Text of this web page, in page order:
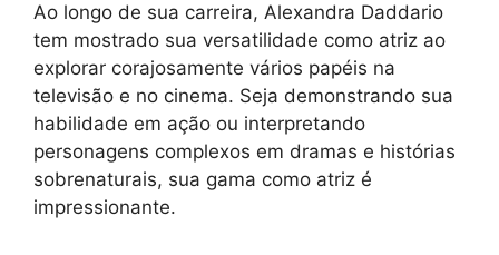
Ao longo de sua carreira, Alexandra Daddario
tem mostrado sua versatilidade como atriz ao
explorar corajosamente vários papéis na
televisão e no cinema. Seja demonstrando sua
habilidade em ação ou interpretando
personagens complexos em dramas e histórias
sobrenaturais, sua gama como atriz é
impressionante.